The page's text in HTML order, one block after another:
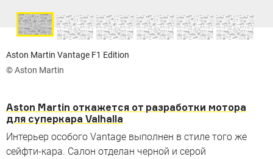
Aston Martin Vantage F1 Edition
© Aston Martin
Aston Martin откажется от разработки мотора
для суперкара Valhalla
Интерьер особого Vantage выполнен в стиле того же
сейфти-кара. Салон отделан черной и серой